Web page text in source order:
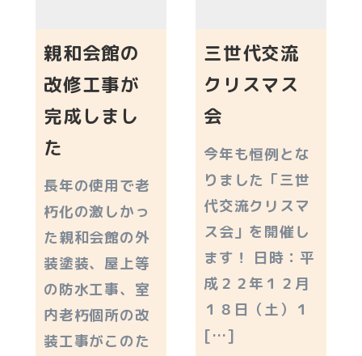
親和会館の
改修工事が
完成しまし
た
長年の使用で老
朽化の激しかっ
た親和会館の外
装塗装、屋上等
の防水工事、室
内老朽個所の改
装工事がこのた
三世代交流
クリスマス
会
今年も恒例とな
りました「三世
代交流クリスマ
ス会」を開催し
ます！ 日時：平
成２２年１２月
１８日（土）１
[…]